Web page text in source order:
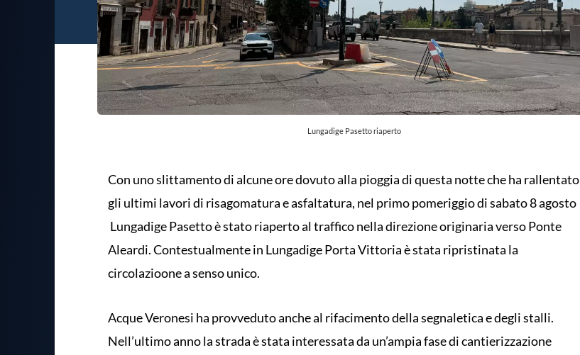
Lungadige Pasetto riaperto
Con uno slittamento di alcune ore dovuto alla pioggia di questa notte che ha rallentato
gli ultimi lavori di risagomatura e asfaltatura, nel primo pomeriggio di sabato 8 agosto
Lungadige Pasetto è stato riaperto al traffico nella direzione originaria verso Ponte
Aleardi. Contestualmente in Lungadige Porta Vittoria è stata ripristinata la
circolazioone a senso unico.
Acque Veronesi ha provveduto anche al rifacimento della segnaletica e degli stalli.
Nell’ultimo anno la strada è stata interessata da un’ampia fase di cantierizzazione